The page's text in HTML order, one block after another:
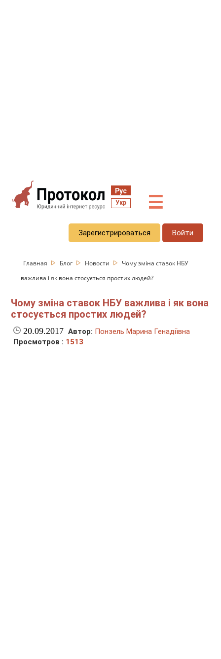
Рус
Укр ☰
Зарегистрироваться Войти
Главная Блог Новости
Чому зміна ставок НБУ
важлива і як вона стосується простих людей?
Чому зміна ставок НБУ важлива і як вона
стосується простих людей?
20.09.2017 Автор: Понзель Марина Генадіївна
Просмотров : 1513